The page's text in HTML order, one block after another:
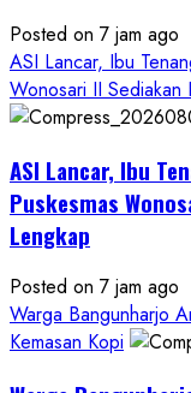
Posted on 7 jam ago
ASI Lancar, Ibu
Wonosari II Sediakan
ASI Lancar, Ibu
Puskesmas
Lengkap
Posted on 7 jam ago
Warga Bangunharjo
Kemasan Kopi